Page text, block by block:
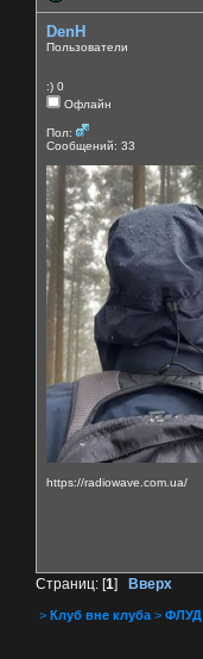
DenH
Пользователи
:) 0
Офлайн
Пол:
Сообщений: 33
https://radiowave.com.ua/
Страниц: [1] Вверх
> Клуб вне клуба > ФЛУД